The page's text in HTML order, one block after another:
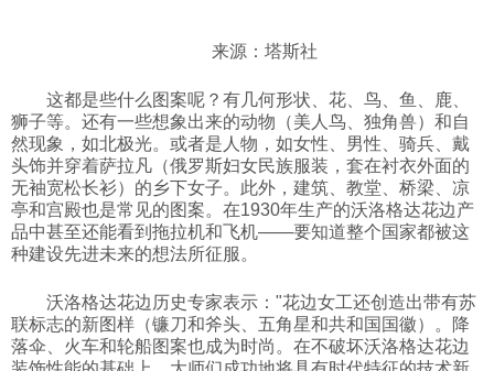
旅游
视听
来源：塔斯社
这都是些什么图案呢？有几何形状、花、鸟、鱼、鹿、
狮子等。还有一些想象出来的动物（美人鸟、独角兽）和自
然现象，如北极光。或者是人物，如女性、男性、骑兵、戴
头饰并穿着萨拉凡（俄罗斯妇女民族服装，套在衬衣外面的
无袖宽松长衫）的乡下女子。此外，建筑、教堂、桥梁、凉
亭和宫殿也是常见的图案。在1930年生产的沃洛格达花边产
品中甚至还能看到拖拉机和飞机——要知道整个国家都被这
种建设先进未来的想法所征服。
沃洛格达花边历史专家表示："花边女工还创造出带有苏
联标志的新图样（镰刀和斧头、五角星和共和国国徽）。降
落伞、火车和轮船图案也成为时尚。在不破坏沃洛格达花边